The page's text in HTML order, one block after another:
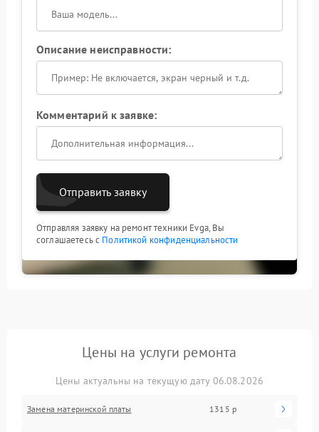
Описание неисправности:
Комментарий к заявке:
Отправить заявку
Отправляя заявку на ремонт техники Evga, Вы
соглашаетесь с Политикой конфиденциальности
Цены на услуги ремонта
Цены актуальны на текущую дату 06.08.2026
Замена материнской платы 1315 р